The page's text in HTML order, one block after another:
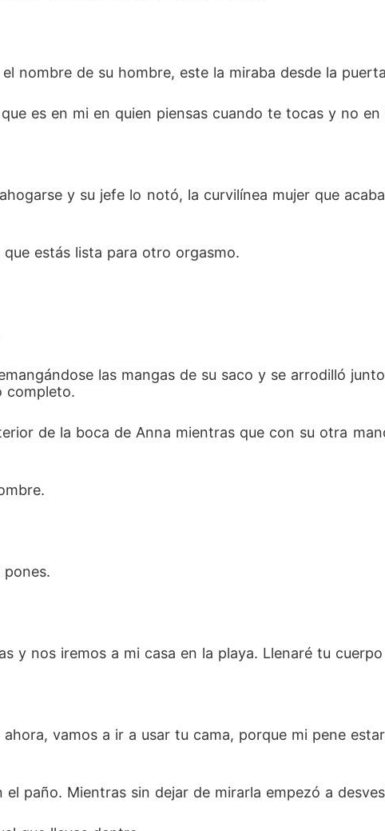
nombre de su hombre, este la miraba desde la
es en mi en quien piensas cuando te tocas y no
y su jefe lo notó, la curvilínea mujer que
estás lista para otro orgasmo.
las mangas de su saco y se arrodilló
completo.
de la boca de Anna mientras que con su otra
y nos iremos a mi casa en la playa. Llenaré tu
vamos a ir a usar tu cama, porque mi pene
paño. Mientras sin dejar de mirarla empezó a